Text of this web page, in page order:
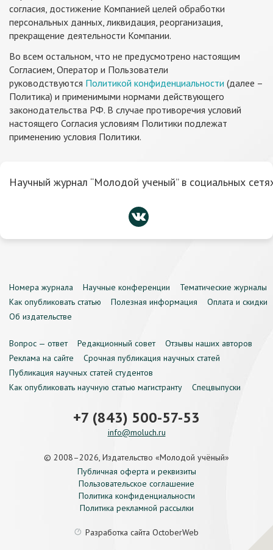
согласия, достижение Компанией целей обработки
персональных данных, ликвидация, реорганизация,
прекращение деятельности Компании.
Во всем остальном, что не предусмотрено настоящим
Согласием, Оператор и Пользователи
руководствуются Политикой конфиденциальности (далее –
Политика) и применимыми нормами действующего
законодательства РФ. В случае противоречия условий
настоящего Согласия условиям Политики подлежат
применению условия Политики.
Научный журнал “Молодой ученый” в социальных
Номера журнала Научные конференции
Тематические журналы
Как опубликовать статью
Полезная информация
Оплата и скидки
Об издательстве
Вопрос — ответ Редакционный совет
Отзывы наших авторов
Реклама на сайте
Срочная публикация научных статей
Публикация научных статей студентов
Как опубликовать научную статью магистранту
Спецвыпуски
+7 (843) 500-57-53
info@moluch.ru
© 2008–2026, Издательство «Молодой учёный»
Публичная оферта и реквизиты
Пользовательское соглашение
Политика конфиденциальности
Политика рекламной рассылки
Разработка сайта OctoberWeb